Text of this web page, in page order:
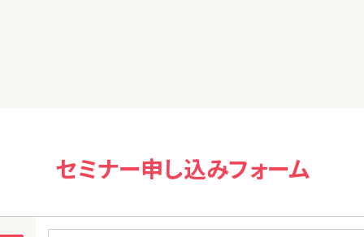
セミナー申し込みフォーム